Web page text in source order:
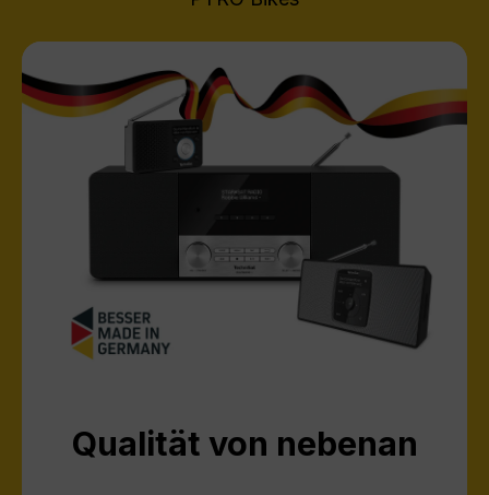
Qualität von nebenan